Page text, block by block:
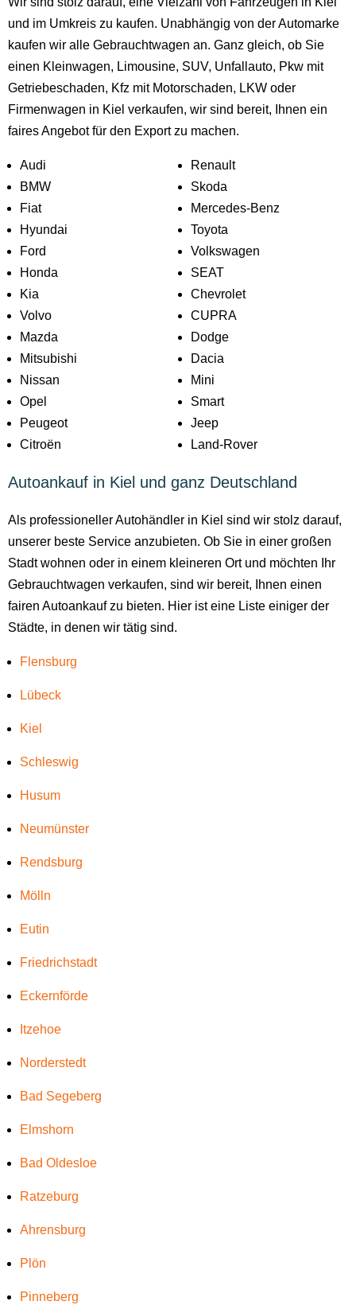
und im Umkreis zu kaufen. Unabhängig von der Automarke
kaufen wir alle Gebrauchtwagen an. Ganz gleich, ob Sie
einen Kleinwagen, Limousine, SUV, Unfallauto, Pkw mit
Getriebeschaden, Kfz mit Motorschaden, LKW oder
Firmenwagen in Kiel verkaufen, wir sind bereit, Ihnen ein
faires Angebot für den Export zu machen.
Audi
BMW
Fiat
Hyundai
Ford
Honda
Kia
Volvo
Mazda
Mitsubishi
Nissan
Opel
Peugeot
Citroën
Renault
Skoda
Mercedes-Benz
Toyota
Volkswagen
SEAT
Chevrolet
CUPRA
Dodge
Dacia
Mini
Smart
Jeep
Land-Rover
Autoankauf in Kiel und ganz Deutschland
Als professioneller Autohändler in Kiel sind wir stolz darauf,
unserer beste Service anzubieten. Ob Sie in einer großen
Stadt wohnen oder in einem kleineren Ort und möchten Ihr
Gebrauchtwagen verkaufen, sind wir bereit, Ihnen einen
fairen Autoankauf zu bieten. Hier ist eine Liste einiger der
Städte, in denen wir tätig sind.
Flensburg
Lübeck
Kiel
Schleswig
Husum
Neumünster
Rendsburg
Mölln
Eutin
Friedrichstadt
Eckernförde
Itzehoe
Norderstedt
Bad Segeberg
Elmshorn
Bad Oldesloe
Ratzeburg
Ahrensburg
Plön
Pinneberg